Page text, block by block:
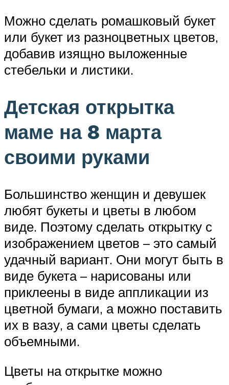
Можно сделать ромашковый букет
или букет из разноцветных цветов,
добавив изящно выложенные
стебельки и листики.
Детская открытка
маме на 8 марта
своими руками
Большинство женщин и девушек
любят букеты и цветы в любом
виде. Поэтому сделать открытку с
изображением цветов – это самый
удачный вариант. Они могут быть в
виде букета – нарисованы или
приклеены в виде аппликации из
цветной бумаги, а можно поставить
их в вазу, а сами цветы сделать
объемными.
Цветы на открытке можно